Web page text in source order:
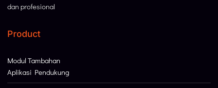
dan profesional
Product
Modul Tambahan
Aplikasi Pendukung